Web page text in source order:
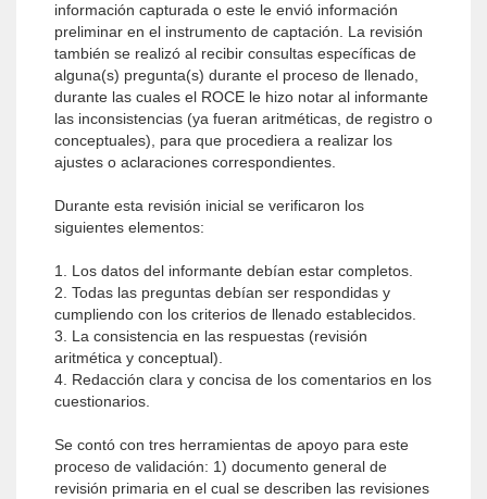
información capturada o este le envió información
preliminar en el instrumento de captación. La revisión
también se realizó al recibir consultas específicas de
alguna(s) pregunta(s) durante el proceso de llenado,
durante las cuales el ROCE le hizo notar al informante
las inconsistencias (ya fueran aritméticas, de registro o
conceptuales), para que procediera a realizar los
ajustes o aclaraciones correspondientes.
Durante esta revisión inicial se verificaron los
siguientes elementos:
1. Los datos del informante debían estar completos.
2. Todas las preguntas debían ser respondidas y
cumpliendo con los criterios de llenado establecidos.
3. La consistencia en las respuestas (revisión
aritmética y conceptual).
4. Redacción clara y concisa de los comentarios en los
cuestionarios.
Se contó con tres herramientas de apoyo para este
proceso de validación: 1) documento general de
revisión primaria en el cual se describen las revisiones